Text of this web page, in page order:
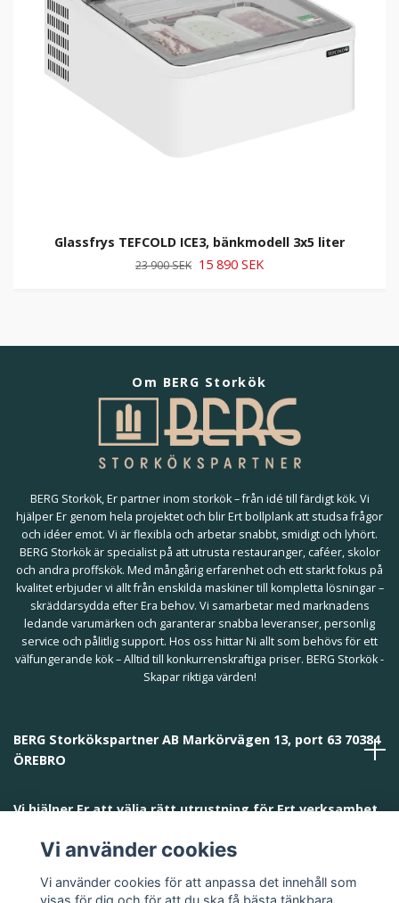
Glassfrys TEFCOLD ICE3, bänkmodell 3x5 liter
23 900 SEK 15 890 SEK
Om BERG Storkök
BERG Storkök, Er partner inom storkök – från idé till färdigt kök. Vi
hjälper Er genom hela projektet och blir Ert bollplank att studsa frågor
och idéer emot. Vi är flexibla och arbetar snabbt, smidigt och lyhört.
BERG Storkök är specialist på att utrusta restauranger, caféer, skolor
och andra proffskök. Med mångårig erfarenhet och ett starkt fokus på
kvalitet erbjuder vi allt från enskilda maskiner till kompletta lösningar –
skräddarsydda efter Era behov. Vi samarbetar med marknadens
ledande varumärken och garanterar snabba leveranser, personlig
service och pålitlig support. Hos oss hittar Ni allt som behövs för ett
välfungerande kök – Alltid till konkurrenskraftiga priser. BERG Storkök -
Skapar riktiga värden!
BERG Storkökspartner AB Markörvägen 13, port 63 70384
ÖREBRO
Vi hjälper Er att välja rätt utrustning för Ert verksamhet
Vi använder cookies
Vi använder cookies för att anpassa det innehåll som
visas för dig och för att du ska få bästa tänkbara